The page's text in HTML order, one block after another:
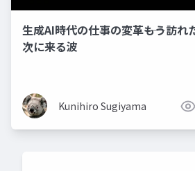
生成AI時代の仕事の変革――もう訪れ
次に来る波
Kunihiro Sugiyama